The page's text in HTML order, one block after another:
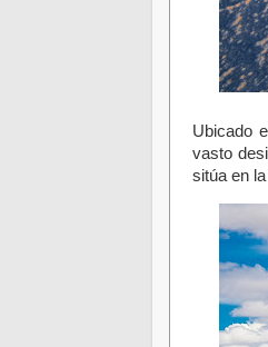
Ubicado
vasto
sitúa en